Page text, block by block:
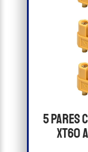
5 Pares
Xt60